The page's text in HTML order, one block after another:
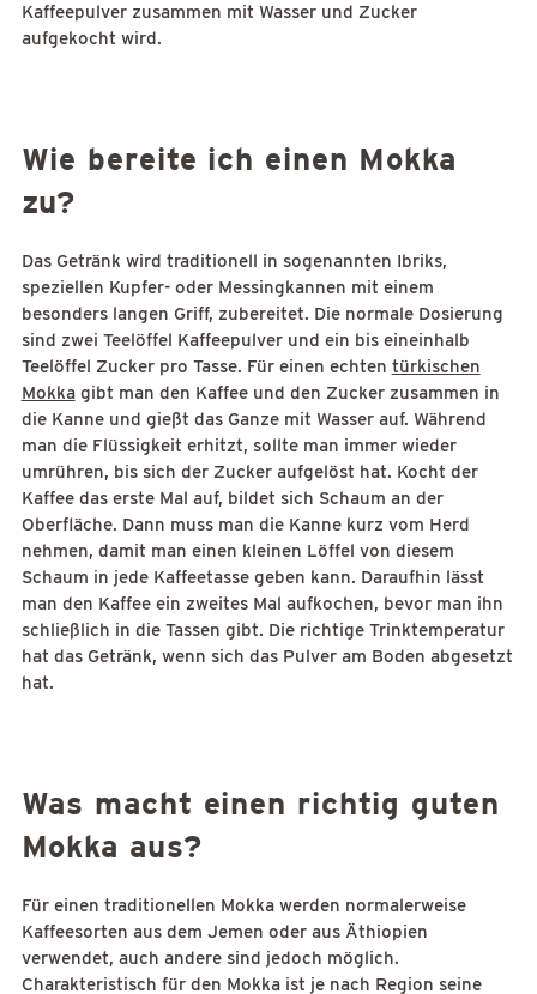
Kaffeepulver zusammen mit Wasser und Zucker
aufgekocht wird.
Wie bereite ich einen Mokka
zu?
Das Getränk wird traditionell in sogenannten Ibriks,
speziellen Kupfer- oder Messingkannen mit einem
besonders langen Griff, zubereitet. Die normale Dosierung
sind zwei Teelöffel Kaffeepulver und ein bis eineinhalb
Teelöffel Zucker pro Tasse. Für einen echten türkischen
Mokkagibt man den Kaffee und den Zucker zusammen in
die Kanne und gießt das Ganze mit Wasser auf. Während
man die Flüssigkeit erhitzt, sollte man immer wieder
umrühren, bis sich der Zucker aufgelöst hat. Kocht der
Kaffee das erste Mal auf, bildet sich Schaum an der
Oberfläche. Dann muss man die Kanne kurz vom Herd
nehmen, damit man einen kleinen Löffel von diesem
Schaum in jede Kaffeetasse geben kann. Daraufhin lässt
man den Kaffee ein zweites Mal aufkochen, bevor man ihn
schließlich in die Tassen gibt. Die richtige Trinktemperatur
hat das Getränk, wenn sich das Pulver am Boden abgesetzt
hat.
Was macht einen richtig guten
Mokka aus?
Für einen traditionellen Mokka werden normalerweise
Kaffeesorten aus dem Jemen oder aus Äthiopien
verwendet, auch andere sind jedoch möglich.
Charakteristisch für den Mokka ist je nach Region seine